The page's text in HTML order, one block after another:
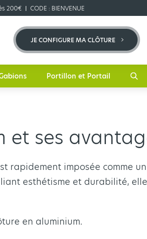
200€ CODE : BIENVENUE
JE CONFIGURE MA CLÔTURE
Portillon et Portail
et ses
rapidement imposée comme un
esthétisme et durabilité,
en aluminium.